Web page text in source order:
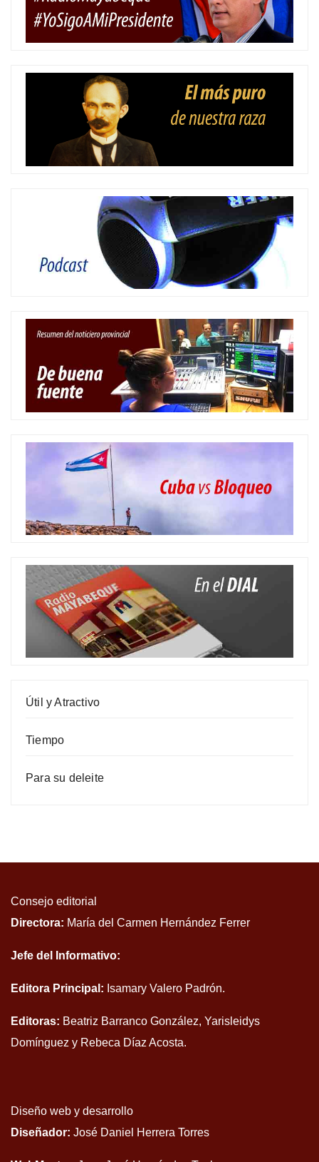
Útil y Atractivo
Tiempo
Para su deleite
Consejo editorial
Directora: María del Carmen Hernández Ferrer
Jefe del Informativo:
Editora Principal: Isamary Valero Padrón.
Editoras: Beatriz Barranco González, Yarisleidys
Domínguez y Rebeca Díaz Acosta.
Diseño web y desarrollo
Diseñador: José Daniel Herrera Torres